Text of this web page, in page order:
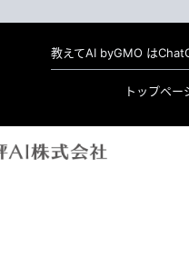
教えてAI byGMO は
トップペー